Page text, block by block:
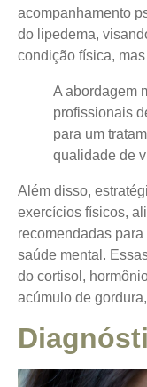
acompanhamento
do lipedema,
condição física,
A abordagem
profissionais
para um
qualidade de
Além disso,
exercícios físicos,
recomendadas
saúde mental.
do cortisol,
acúmulo de